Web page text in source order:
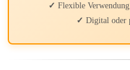
✓ Flexible
✓ Digital oder